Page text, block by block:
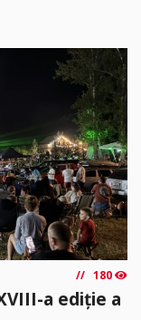
180
a ediție a